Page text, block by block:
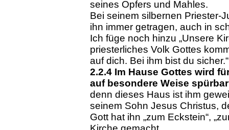
seines Opfers und Mahles.
Bei seinem silbernen Priester-
ihn immer getragen, auch in
Ich füge noch hinzu „Unsere
priesterliches Volk Gottes
auf dich. Bei ihm bist du sicher.“
2.2.4 Im Hause Gottes wird
auf besondere Weise
denn dieses Haus ist ihm
seinem Sohn Jesus Christus,
Gott hat ihn „zum Eckstein“,